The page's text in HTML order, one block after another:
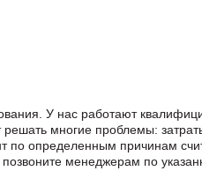
У нас работают
многие проблемы:
по определенным причинам
менеджерам по